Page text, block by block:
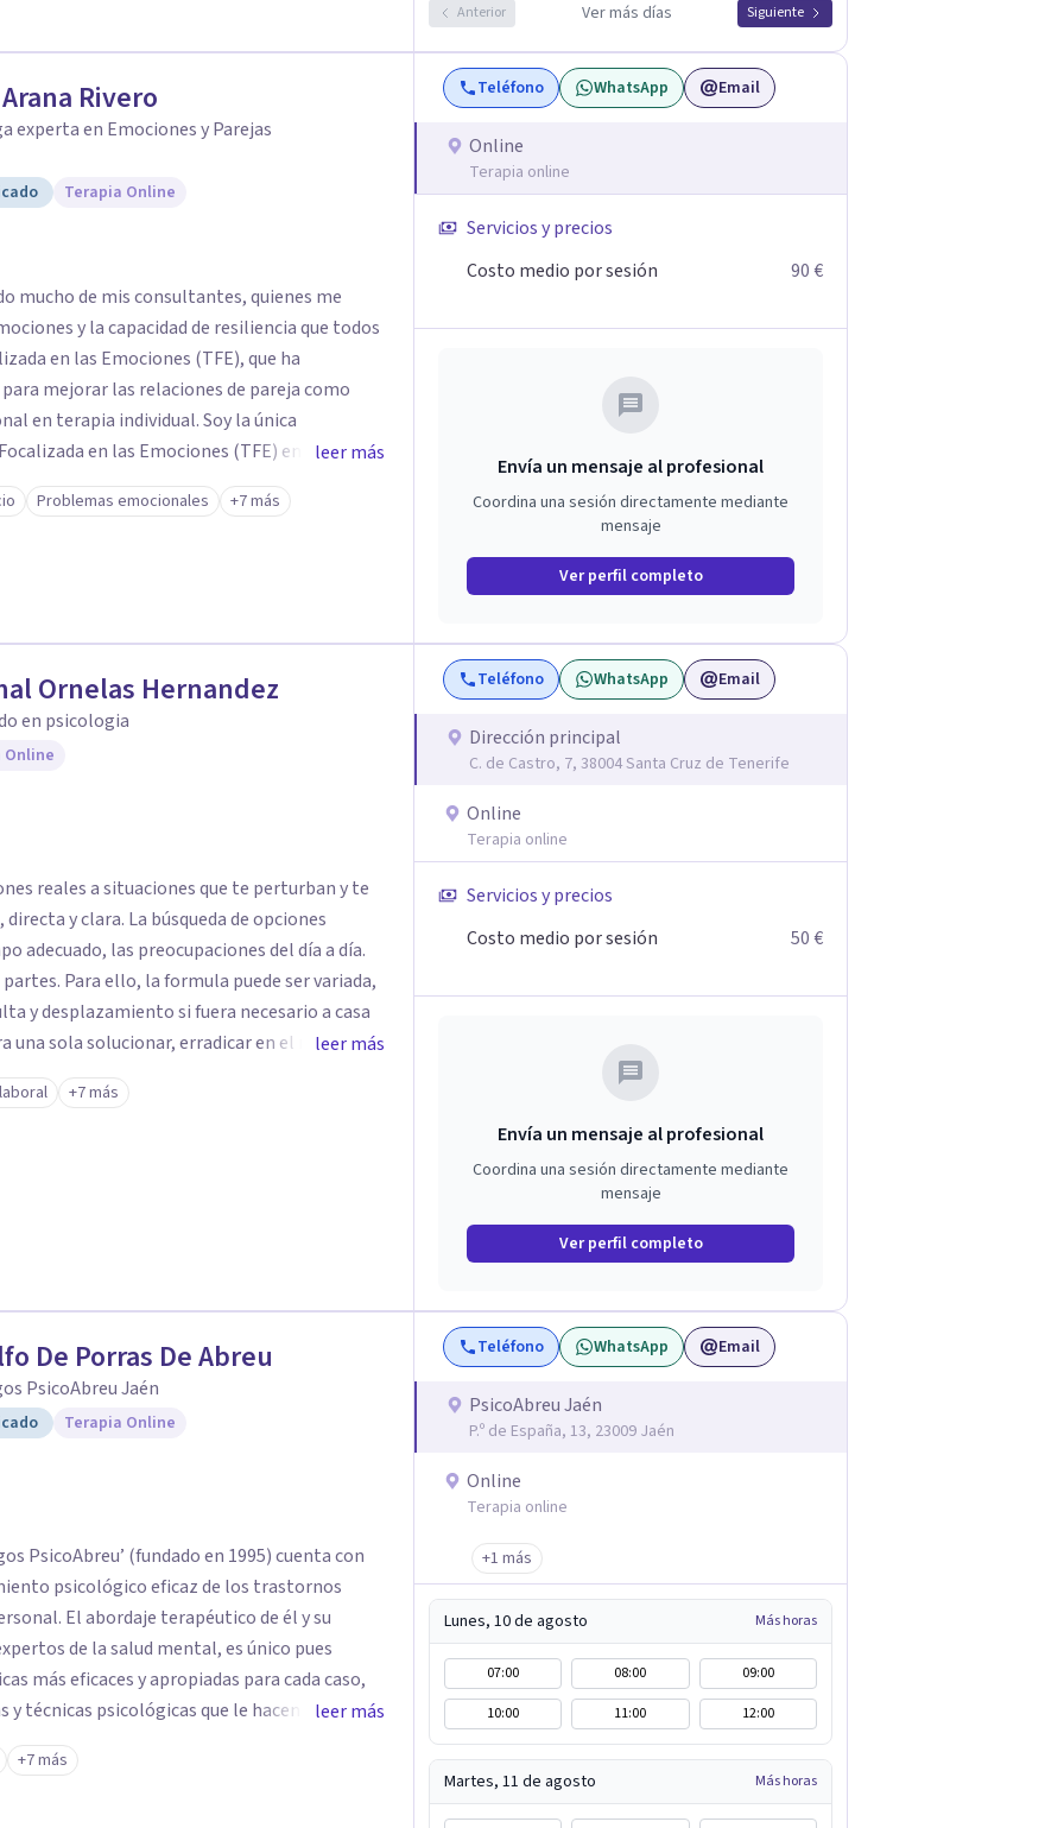
Anterior Ver más días Siguiente
Rivero
experta en Emociones y Parejas
Terapia Online
mucho de mis consultantes, quienes me
y la capacidad de resiliencia que todos
en las Emociones (TFE), que ha
mejorar las relaciones de pareja como
individual. Soy la única
en las Emociones (TFE) en España,
La TFE ha demostrado una mejora
75% de éxito y felicidad duradera. Este
Máster en Terapia Cognitivo-Conductual y
la mente humana y las dinámicas que guían
emocional y tus relaciones. Estoy aquí
leer más
Problemas emocionales +7 más
Teléfono WhatsApp Email
Online
Terapia online
Servicios y precios
Costo medio por sesión
90 €
Envía un mensaje al profesional
Coordina una sesión directamente mediante
mensaje
Ver perfil completo
Ornelas Hernandez
en psicologia
Online
reales a situaciones que te perturban y te
adecuado, las preocupaciones del día a día.
ser variada,
y desplazamiento si fuera necesario a casa
una sola solucionar, erradicar en el menor
que puedas estar padeciendo en este
leer más
+7 más
Teléfono WhatsApp Email
Dirección principal
C. de Castro, 7, 38004 Santa Cruz de Tenerife
Online
Terapia online
Servicios y precios
Costo medio por sesión
50 €
Envía un mensaje al profesional
Coordina una sesión directamente mediante
mensaje
Ver perfil completo
De Porras De Abreu
PsicoAbreu Jaén
Terapia Online
PsicoAbreu’ (fundado en 1995) cuenta con
psicológico eficaz de los trastornos
de él y su
de la salud mental, es único pues
más eficaces y apropiadas para cada caso,
y técnicas psicológicas que le hacen un equipo
de Porras hace énfasis en la
que trae a la persona a consulta sino
leer más
+7 más
Teléfono WhatsApp Email
PsicoAbreu Jaén
P.º de España, 13, 23009 Jaén
Online
Terapia online
+1 más
Lunes, 10 de agosto Más horas
07:00 08:00
09:00
10:00
11:00 12:00
Martes, 11 de agosto Más horas